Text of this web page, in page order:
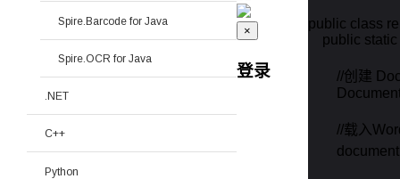
public class
public
//创建
//载入
Spire.Barcode for Java
Spire.OCR for Java
.NET
C++
Python
×
登录